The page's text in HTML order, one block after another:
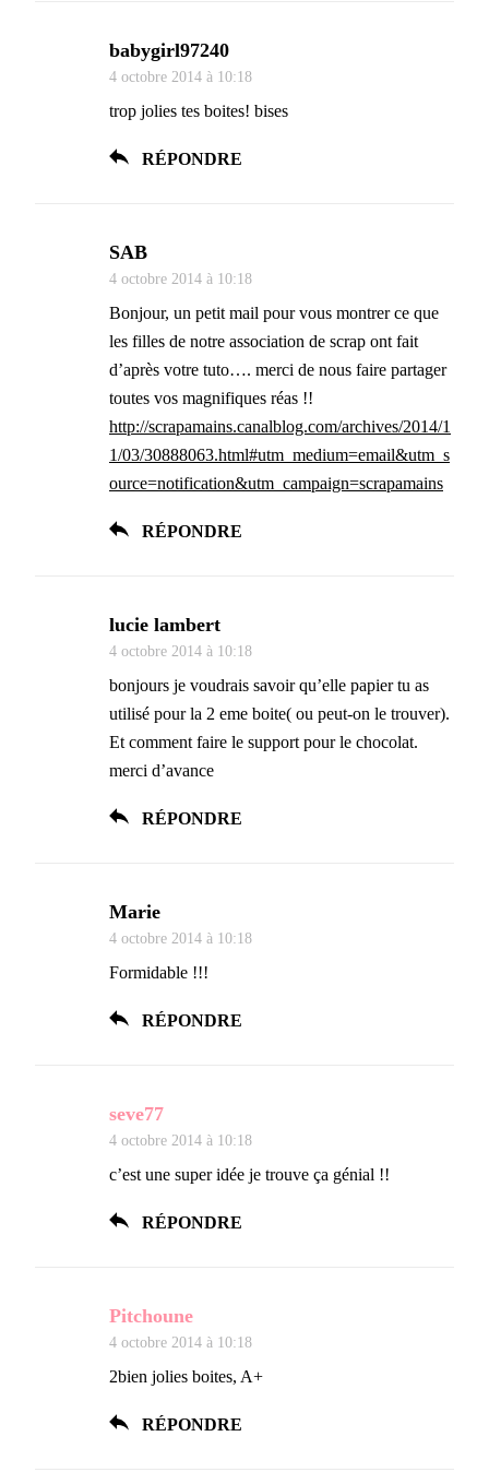
babygirl97240
4 octobre 2014 à 10:18
trop jolies tes boites! bises
RÉPONDRE
SAB
4 octobre 2014 à 10:18
Bonjour, un petit mail pour vous montrer ce que
les filles de notre association de scrap ont fait
d’après votre tuto…. merci de nous faire partager
toutes vos magnifiques réas !!
http://scrapamains.canalblog.com/archives/2014/1
1/03/30888063.html#utm_medium=email&utm_s
ource=notification&utm_campaign=scrapamains
RÉPONDRE
lucie lambert
4 octobre 2014 à 10:18
bonjours je voudrais savoir qu’elle papier tu as
utilisé pour la 2 eme boite( ou peut-on le trouver).
Et comment faire le support pour le chocolat.
merci d’avance
RÉPONDRE
Marie
4 octobre 2014 à 10:18
Formidable !!!
RÉPONDRE
seve77
4 octobre 2014 à 10:18
c’est une super idée je trouve ça génial !!
RÉPONDRE
Pitchoune
4 octobre 2014 à 10:18
2bien jolies boites, A+
RÉPONDRE